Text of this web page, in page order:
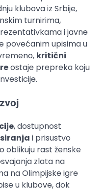
klubova iz Srbije,
turnirima,
i javne
povećanim upisima u
kritični
ostaje prepreka koju
, dostupnost
i prisustvo
oblikuju rast ženske
zlata na
na Olimpijske igre
u klubove, dok